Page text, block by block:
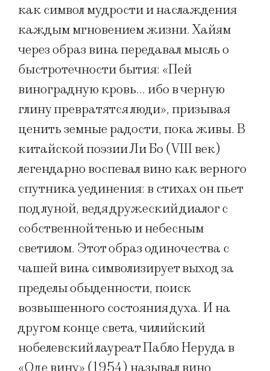
как символ мудрости и наслаждения
каждым мгновением жизни. Хайям
через образ вина передавал мысль о
быстротечности бытия: «Пей
виноградную кровь… ибо в черную
глину превратятся люди», призывая
ценить земные радости, пока живы. В
китайской поэзии Ли Бо (VIII век)
легендарно воспевал вино как верного
спутника уединения: в стихах он пьет
под луной, ведя дружеский диалог с
собственной тенью и небесным
светилом. Этот образ одиночества с
чашей вина символизирует выход за
пределы обыденности, поиск
возвышенного состояния духа. И на
другом конце света, чилийский
нобелевский лауреат Пабло Неруда в
«Оде вину» (1954) называл вино